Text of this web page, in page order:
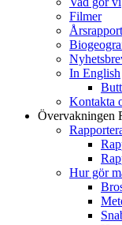
Filmer
In English
Kontakta
Övervakningen
Hur gör